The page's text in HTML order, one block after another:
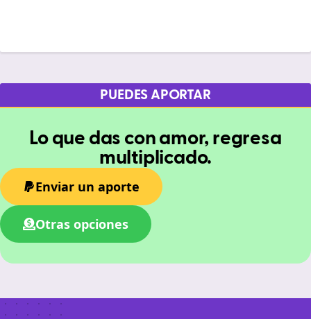
PUEDES APORTAR
Lo que das con amor, regresa
multiplicado.
Enviar un aporte
Otras opciones